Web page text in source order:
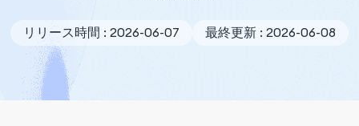
リリース時間 : 2026-06-07 最終更新 : 2026-06-08